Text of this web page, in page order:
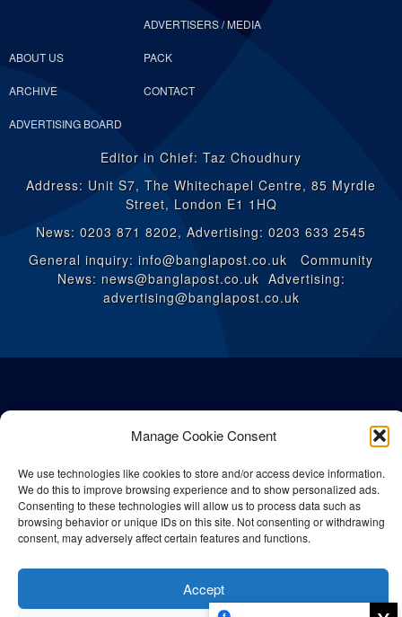
Manage Cookie Consent
We use technologies like cookies to store and/or access device information.
We do this to improve browsing experience and to show personalized ads.
Consenting to these technologies will allow us to process data such as
browsing behavior or unique IDs on this site. Not consenting or withdrawing
consent, may adversely affect certain features and functions.
Accept
ABOUT US
ADVERTISERS / MEDIA
PACK
ARCHIVE CONTACT
ADVERTISING BOARD
Editor in Chief: Taz Choudhury
Address: Unit S7, The Whitechapel Centre, 85 Myrdle
Street, London E1 1HQ
News: 0203 871 8202, Advertising: 0203 633 2545
General inquiry: info@banglapost.co.uk Community
News: news@banglapost.co.uk Advertising:
advertising@banglapost.co.uk
reproduction of our content is strictly prohibited.